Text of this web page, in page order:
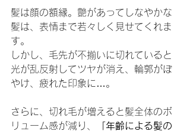
髪は顔の額縁。艶があってしなやかな
髪は、表情まで若々しく見せてくれま
す。
しかし、毛先が不揃いに切れていると
光が乱反射してツヤが消え、輪郭がぼ
やけ、疲れた印象に…。
さらに、切れ毛が増えると髪全体のボ
リューム感が減り、
「年齢による髪の